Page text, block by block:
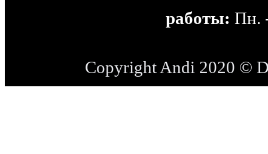
работы: Пн.
Copyright Andi 2020 ©